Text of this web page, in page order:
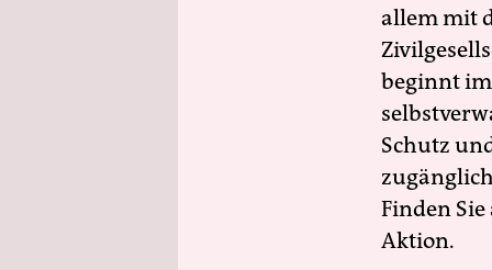
allem mit
beginnt
Schutz
Finden
Aktion.